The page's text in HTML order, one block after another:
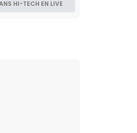
HI-TECH EN LIVE